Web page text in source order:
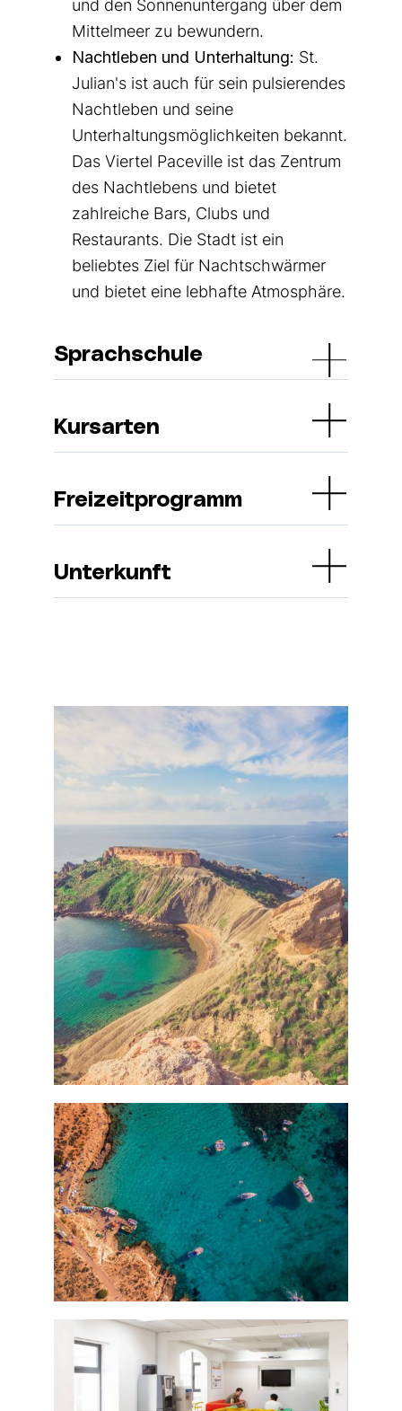
und den Sonnenuntergang über dem
Mittelmeer zu bewundern.
Nachtleben und Unterhaltung: St.
Julian's ist auch für sein pulsierendes
Nachtleben und seine
Unterhaltungsmöglichkeiten bekannt.
Das Viertel Paceville ist das Zentrum
des Nachtlebens und bietet
zahlreiche Bars, Clubs und
Restaurants. Die Stadt ist ein
beliebtes Ziel für Nachtschwärmer
und bietet eine lebhafte Atmosphäre.
Sprachschule
Kursarten
Freizeitprogramm
Unterkunft